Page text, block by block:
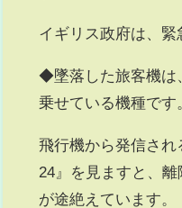
イギリス政府は、緊
◆墜落した旅客機は
乗せている機種です
飛行機から発信さ
24』を見ますと、
が途絶えています。